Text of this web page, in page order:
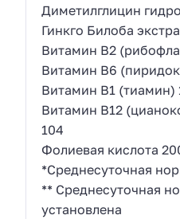
Диметилглицин
Гинкго Билоба
Витамин В2
Витамин В6
Витамин В1 (тиамин)
Витамин В12
104
Фолиевая кислота
*Среднесуточная
** Среднесуточная
установлена